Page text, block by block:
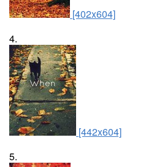
[402x604]
4.
[442x604]
5.